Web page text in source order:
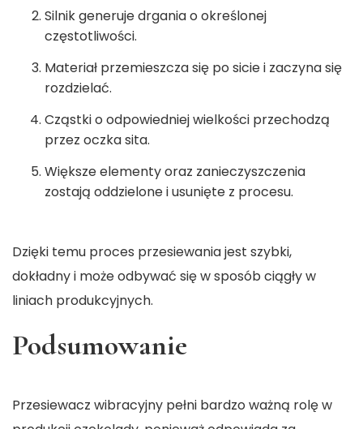
Silnik generuje drgania o określonej
częstotliwości.
Materiał przemieszcza się po sicie i zaczyna się
rozdzielać.
Cząstki o odpowiedniej wielkości przechodzą
przez oczka sita.
Większe elementy oraz zanieczyszczenia
zostają oddzielone i usunięte z procesu.
Dzięki temu proces przesiewania jest szybki,
dokładny i może odbywać się w sposób ciągły w
liniach produkcyjnych.
Podsumowanie
Przesiewacz wibracyjny pełni bardzo ważną rolę w